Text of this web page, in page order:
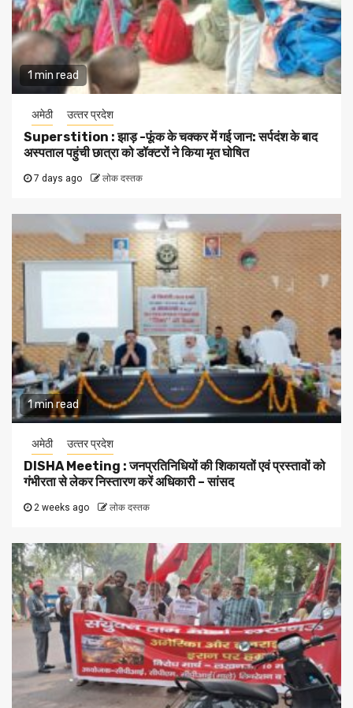
1 min read
अमेठी उत्‍तर प्रदेश
Superstition : झाड़ -फूंक के चक्कर में गई जान: सर्पदंश के बाद
अस्पताल पहुंची छात्रा को डॉक्टरों ने किया मृत घोषित
7 days ago लोक दस्तक
1 min read
अमेठी उत्‍तर प्रदेश
DISHA Meeting : जनप्रतिनिधियों की शिकायतों एवं प्रस्तावों को
गंभीरता से लेकर निस्तारण करें अधिकारी – सांसद
2 weeks ago लोक दस्तक